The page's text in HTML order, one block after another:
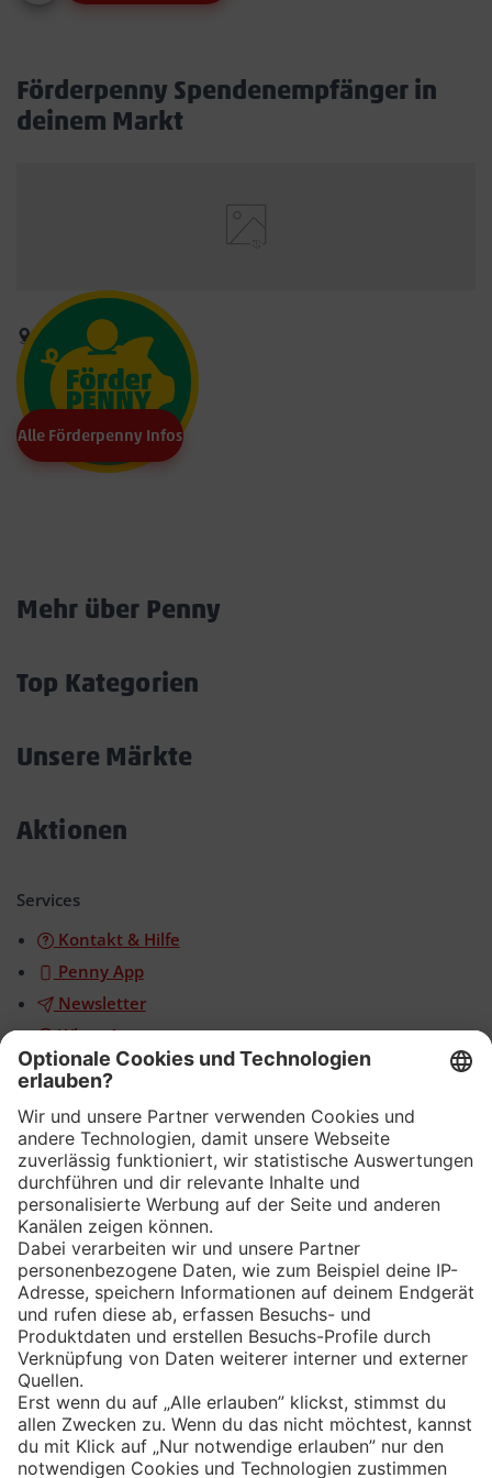
Förderpenny Spendenempfänger in
deinem Markt
Alle Förderpenny Infos
Mehr über Penny
Top Kategorien
Unsere Märkte
Aktionen
Services
Kontakt & Hilfe
Penny App
Newsletter
WhatsApp
App
Eishockey